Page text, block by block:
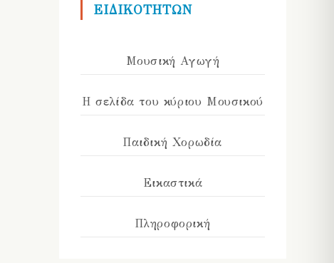
ΕΙΔΙΚΟΤΗΤΩΝ
Μουσική Αγωγή
Η σελίδα του κύριου Μουσικού
Παιδική Χορωδία
Εικαστικά
Πληροφορική